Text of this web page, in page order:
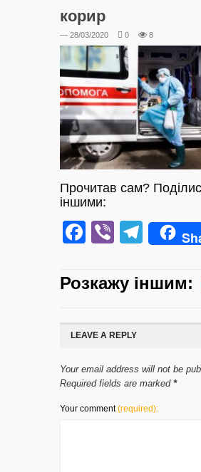
корир
— 28/03/2020 0 8
Прочитав сам?
іншими:
Facebook
Viber
Розкажу iншим:
LEAVE A REPLY
Your email address will not be
Required fields are marked *
Your comment(required):